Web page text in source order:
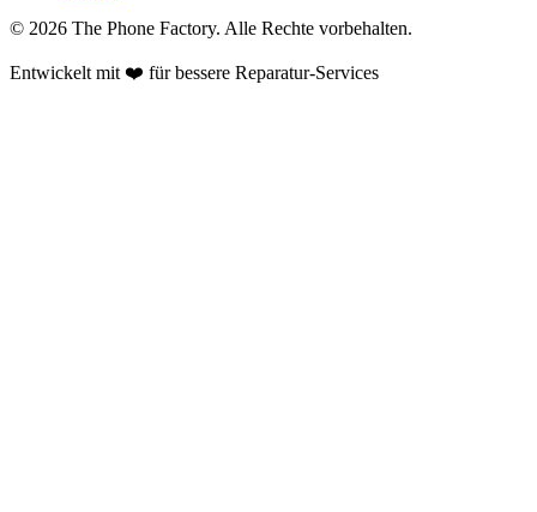
© 2026 The Phone Factory. Alle Rechte vorbehalten.
Entwickelt mit ❤️ für bessere Reparatur-Services